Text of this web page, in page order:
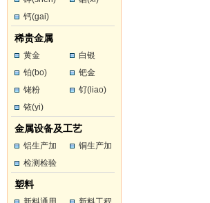
钙(gai)
稀贵金属
黄金
白银
铂(bo)
钯金
铑粉
钌(liao)
铱(yi)
金属设备及工艺
铝生产加
工
铜生产加
检测检验
塑料